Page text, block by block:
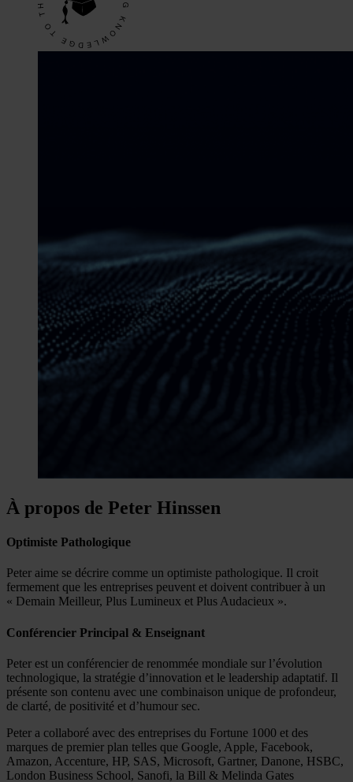
À propos de Peter Hinssen
Optimiste Pathologique
Peter aime se décrire comme un optimiste pathologique. Il croit
fermement que les entreprises peuvent et doivent contribuer à un
« Demain Meilleur, Plus Lumineux et Plus Audacieux ».
Conférencier Principal & Enseignant
Peter est un conférencier de renommée mondiale sur l’évolution
technologique, la stratégie d’innovation et le leadership adaptatif. Il
présente son contenu avec une combinaison unique de profondeur,
de clarté, de positivité et d’humour sec.
Peter a collaboré avec des entreprises du Fortune 1000 et des
marques de premier plan telles que Google, Apple, Facebook,
Amazon, Accenture, HP, SAS, Microsoft, Gartner, Danone, HSBC,
London Business School, Sanofi, la Bill & Melinda Gates